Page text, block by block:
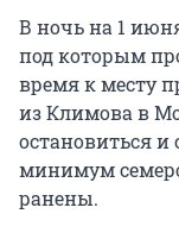
В ночь на 1
под которым
время к месту
из Климова в
остановиться и
минимум
ранены.